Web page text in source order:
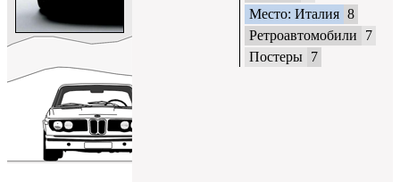
Место: Италия 8
Ретроавтомобили
7
Постеры 7